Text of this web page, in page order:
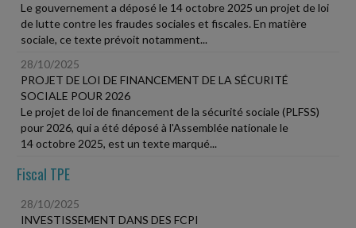
Le gouvernement a déposé le 14 octobre 2025 un projet de loi
de lutte contre les fraudes sociales et fiscales. En matière
sociale, ce texte prévoit notamment...
28/10/2025
PROJET DE LOI DE FINANCEMENT DE LA SÉCURITÉ
SOCIALE POUR 2026
Le projet de loi de financement de la sécurité sociale (PLFSS)
pour 2026, qui a été déposé à l'Assemblée nationale le
14 octobre 2025, est un texte marqué...
Fiscal TPE
28/10/2025
INVESTISSEMENT DANS DES FCPI